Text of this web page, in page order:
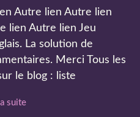
Autre lien Autre lien
lien Autre lien Jeu
La solution de
Merci Tous les
le blog : liste
suite